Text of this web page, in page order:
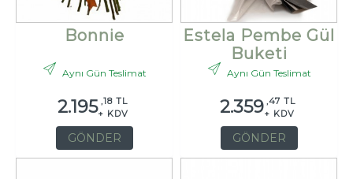
Bonnie
Aynı Gün Teslimat
2.195 ,18 TL
+ KDV
GÖNDER
Estela Pembe Gül
Buketi
Aynı Gün Teslimat
2.359 ,47 TL
+ KDV
GÖNDER